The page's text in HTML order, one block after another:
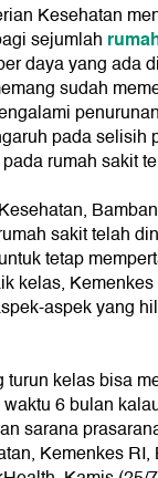
Kesehatan
sejumlah
daya yang ada
sudah
pada selisih
pada rumah sakit
sakit telah
tetap
kelas,
aspek yang
turun kelas bisa
6 bulan
sarana
Kemenkes